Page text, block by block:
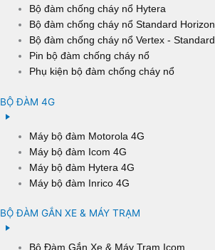
Bộ đàm chống cháy nổ Hytera
Bộ đàm chống cháy nổ Standard Horizon
Bộ đàm chống cháy nổ Vertex - Standard
Pin bộ đàm chống cháy nổ
Phụ kiện bộ đàm chống cháy nổ
BỘ ĐÀM 4G
Máy bộ đàm Motorola 4G
Máy bộ đàm Icom 4G
Máy bộ đàm Hytera 4G
Máy bộ đàm Inrico 4G
BỘ ĐÀM GẮN XE & MÁY TRẠM
Bộ Đàm Gắn Xe & Máy Trạm Icom